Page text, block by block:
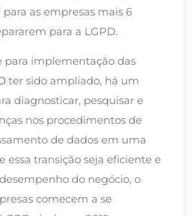
as empresas mais 6
para a LGPD.
para implementação das
ter sido ampliado, há um
diagnosticar, pesquisar e
nos procedimentos de
de dados em uma
essa transição seja eficiente e
do negócio, o
comecem a se